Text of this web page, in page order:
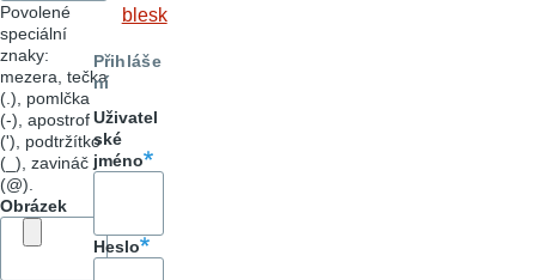
Povolené
speciální
znaky:
mezera, tečka
(.), pomlčka
(-), apostrof
('), podtržítko
(_), zavináč
(@).
Obrázek
blesk
Přihláše
ní
Uživatel
ské
jméno
Heslo